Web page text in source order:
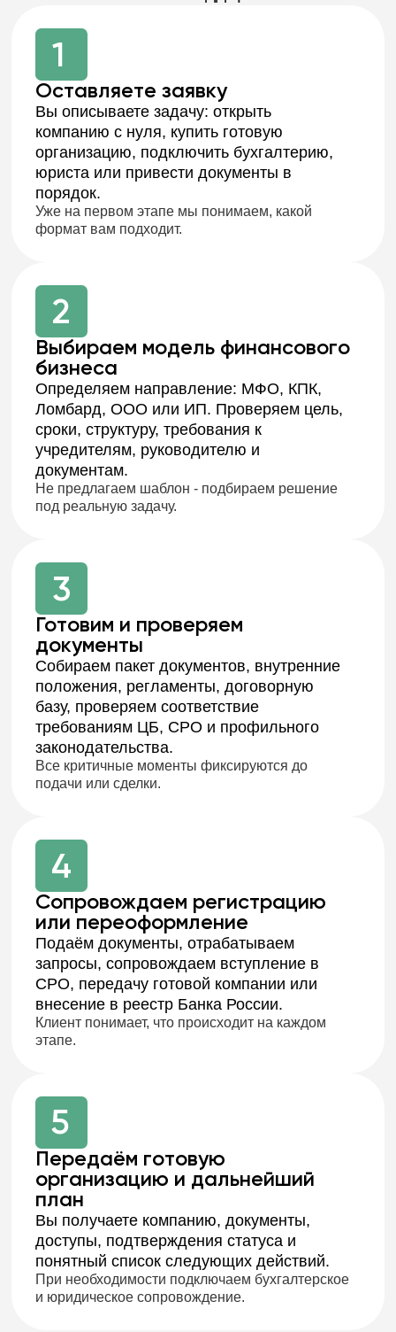
20 лет стажа, 15 — в финансах. Опыт работы в
топ-10 банке РФ, ЕПС, отчётность ЦБ, знает, где
регулятор ищет ошибки.
Главный бухгалтер
Оксана Геннадьевна
17 лет стажа. Восстанавливала учёт, готовит
отчётность МФО, сопровождает проверки и
контролирует соответствие требованиям ЦБ.
Светлана Викторовна
Заместитель Главного бухгалтера
Евгения Алексеевна